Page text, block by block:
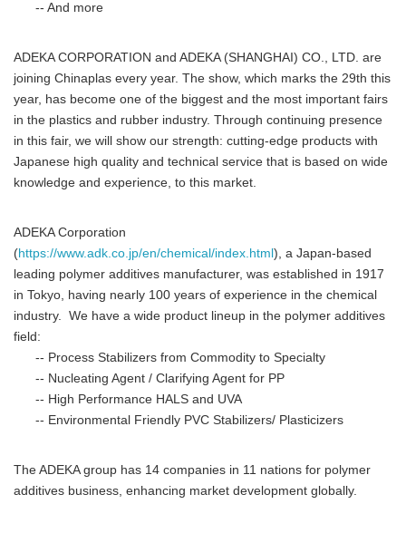
-- And more
ADEKA CORPORATION and ADEKA (SHANGHAI) CO., LTD. are
joining Chinaplas every year. The show, which marks the 29th this
year, has become one of the biggest and the most important fairs
in the plastics and rubber industry. Through continuing presence
in this fair, we will show our strength: cutting-edge products with
Japanese high quality and technical service that is based on wide
knowledge and experience, to this market.
ADEKA Corporation
(https://www.adk.co.jp/en/chemical/index.html ), a Japan-based
leading polymer additives manufacturer, was established in 1917
in Tokyo, having nearly 100 years of experience in the chemical
industry. We have a wide product lineup in the polymer additives
field:
-- Process Stabilizers from Commodity to Specialty
-- Nucleating Agent / Clarifying Agent for PP
-- High Performance HALS and UVA
-- Environmental Friendly PVC Stabilizers/ Plasticizers
The ADEKA group has 14 companies in 11 nations for polymer
additives business, enhancing market development globally.